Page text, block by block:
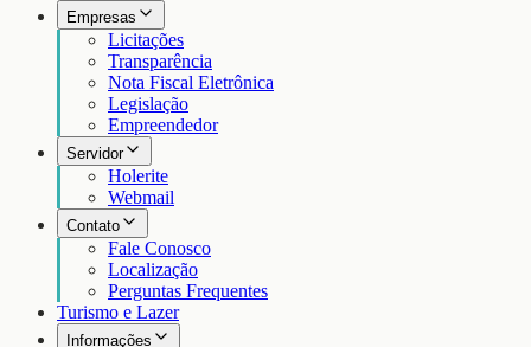
Empresas
Licitações
Transparência
Nota Fiscal Eletrônica
Legislação
Empreendedor
Servidor
Holerite
Webmail
Contato
Fale Conosco
Localização
Perguntas Frequentes
Turismo e Lazer
Informações